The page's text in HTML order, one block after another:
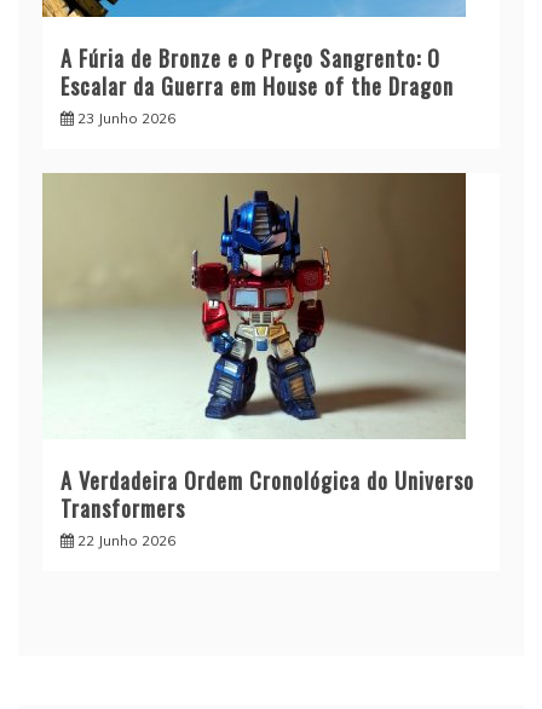
A Fúria de Bronze e o Preço Sangrento: O
Escalar da Guerra em House of the Dragon
23 Junho 2026
A Verdadeira Ordem Cronológica do Universo
Transformers
22 Junho 2026